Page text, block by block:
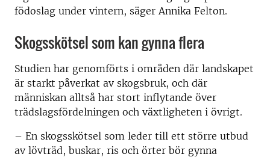
födoslag under vintern, säger Annika Felton.
Skogsskötsel som kan gynna flera
Studien har genomförts i områden där landskapet
är starkt påverkat av skogsbruk, och där
människan alltså har stort inflytande över
trädslagsfördelningen och växtligheten i övrigt.
– En skogsskötsel som leder till ett större utbud
av lövträd, buskar, ris och örter bör gynna